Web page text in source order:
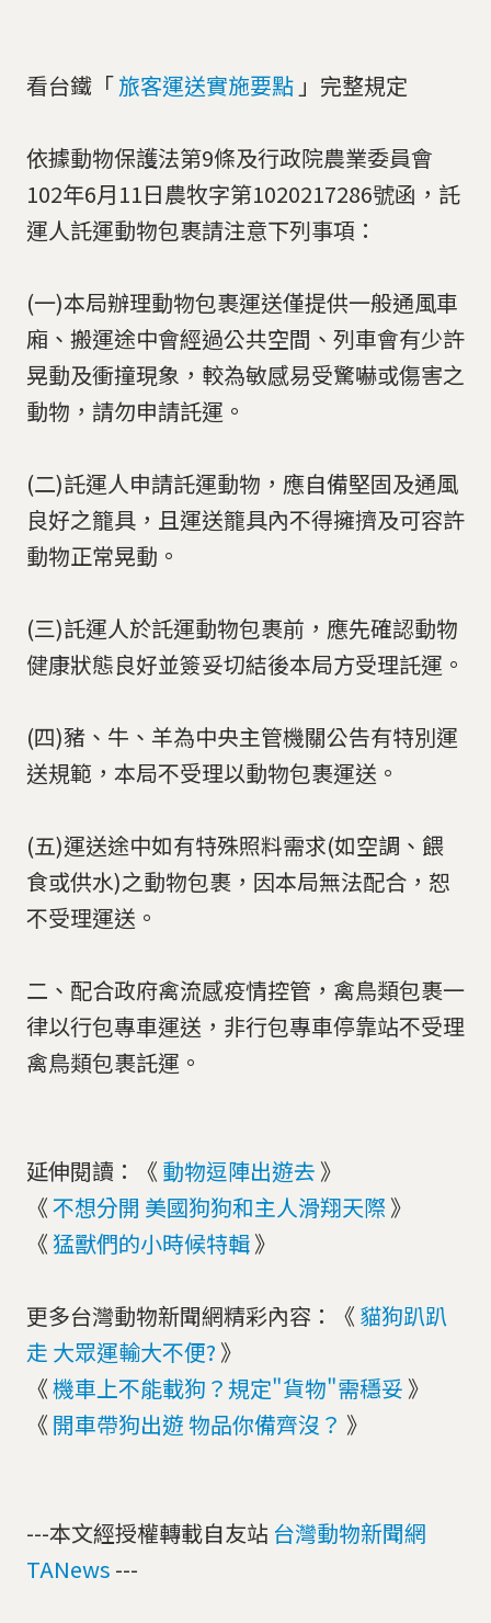
看台鐵「旅客運送實施要點 」完整規定
依據動物保護法第9條及行政院農業委員會
102年6月11日農牧字第1020217286號函，託
運人託運動物包裹請注意下列事項：
(一)本局辦理動物包裹運送僅提供一般通風車
廂、搬運途中會經過公共空間、列車會有少許
晃動及衝撞現象，較為敏感易受驚嚇或傷害之
動物，請勿申請託運。
(二)託運人申請託運動物，應自備堅固及通風
良好之籠具，且運送籠具內不得擁擠及可容許
動物正常晃動。
(三)託運人於託運動物包裹前，應先確認動物
健康狀態良好並簽妥切結後本局方受理託運。
(四)豬、牛、羊為中央主管機關公告有特別運
送規範，本局不受理以動物包裹運送。
(五)運送途中如有特殊照料需求(如空調、餵
食或供水)之動物包裹，因本局無法配合，恕
不受理運送。
二、配合政府禽流感疫情控管，禽鳥類包裹一
律以行包專車運送，非行包專車停靠站不受理
禽鳥類包裹託運。
延伸閱讀：《 動物逗陣出遊去 》
《不想分開 美國狗狗和主人滑翔天際 》
《 猛獸們的小時候特輯》
更多台灣動物新聞網精彩內容：《 貓狗趴趴
走 大眾運輸大不便? 》
《機車上不能載狗？規定"貨物"需穩妥 》
《 開車帶狗出遊 物品你備齊沒？ 》
---本文經授權轉載自友站 台灣動物新聞網
TANews ---